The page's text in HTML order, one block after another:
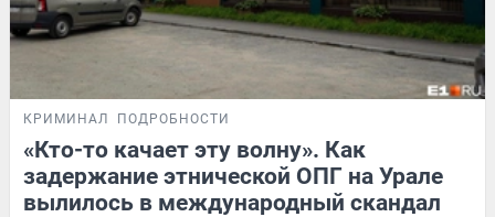
КРИМИНАЛ ПОДРОБНОСТИ
«Кто-то качает эту волну». Как
задержание этнической ОПГ на Урале
вылилось в международный скандал